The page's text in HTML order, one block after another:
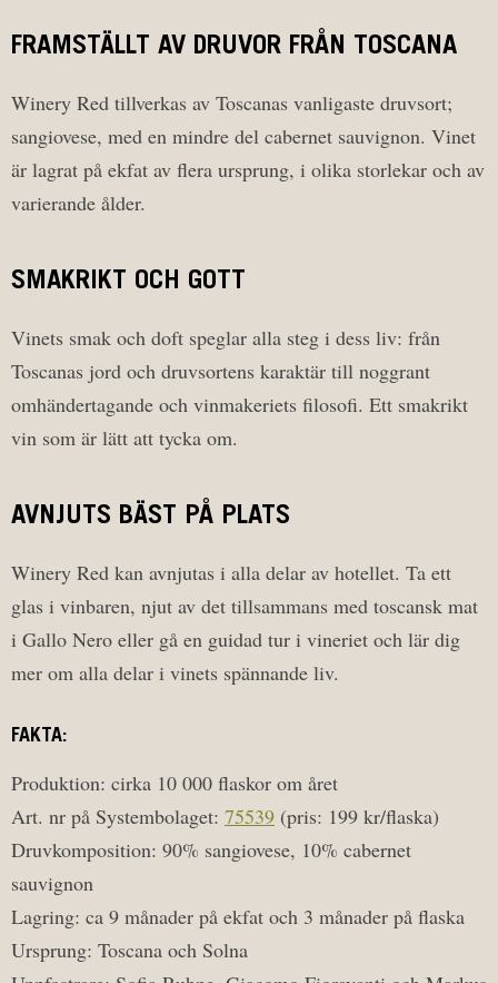
FRAMSTÄLLT AV DRUVOR FRÅN TOSCANA
Winery Red tillverkas av Toscanas vanligaste druvsort;
sangiovese, med en mindre del cabernet sauvignon. Vinet
är lagrat på ekfat av flera ursprung, i olika storlekar och av
varierande ålder.
SMAKRIKT OCH GOTT
Vinets smak och doft speglar alla steg i dess liv: från
Toscanas jord och druvsortens karaktär till noggrant
omhändertagande och vinmakeriets filosofi. Ett smakrikt
vin som är lätt att tycka om.
AVNJUTS BÄST PÅ PLATS
Winery Red kan avnjutas i alla delar av hotellet. Ta ett
glas i vinbaren, njut av det tillsammans med toscansk mat
i Gallo Nero eller gå en guidad tur i vineriet och lär dig
mer om alla delar i vinets spännande liv.
FAKTA:
Produktion: cirka 10 000 flaskor om året
Art. nr på Systembolaget: 75539 (pris: 199 kr/flaska)
Druvkomposition: 90% sangiovese, 10% cabernet
sauvignon
Lagring: ca 9 månader på ekfat och 3 månader på flaska
Ursprung: Toscana och Solna